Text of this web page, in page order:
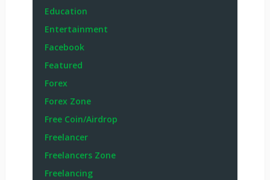
Education
Entertainment
Facebook
Featured
Forex
Forex Zone
Free Coin/Airdrop
Freelancer
Freelancers Zone
Freelancing